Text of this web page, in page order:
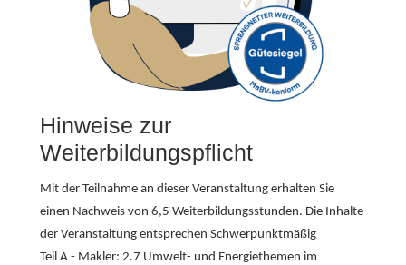
Hinweise zur
Weiterbildungspflicht
Mit der Teilnahme an dieser Veranstaltung erhalten Sie
einen Nachweis von 6,5 Weiterbildungsstunden. Die Inhalte
der Veranstaltung entsprechen Schwerpunktmäßig
Teil A - Makler: 2.7 Umwelt- und Energiethemen im